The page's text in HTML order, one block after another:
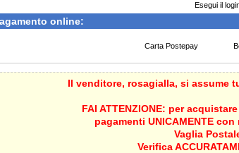
Esegui il
online:
Carta Postepay
Il venditore, rosagialla, si assume
FAI ATTENZIONE: per
pagamenti UNICAMENTE
Vaglia
Verifica